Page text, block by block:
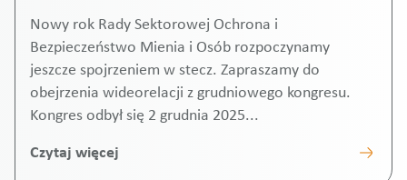
Nowy rok Rady Sektorowej Ochrona i
Bezpieczeństwo Mienia i Osób rozpoczynamy
jeszcze spojrzeniem w stecz. Zapraszamy do
obejrzenia wideorelacji z grudniowego kongresu.
Kongres odbył się 2 grudnia 2025...
Czytaj więcej